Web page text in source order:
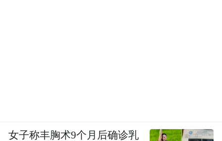
女子称丰胸术9个月后确诊乳